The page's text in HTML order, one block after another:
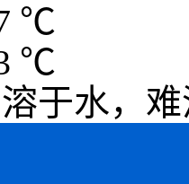
℃
℃
于水，